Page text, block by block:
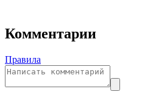
Комментарии
Правила